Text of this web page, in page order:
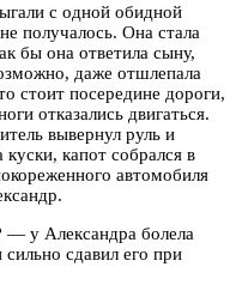
с одной обидной
получалось. Она стала
бы она ответила сыну,
даже отшлепала
стоит посередине дороги,
отказались двигаться.
вывернул руль и
куски, капот собрался в
автомобиля
у Александра болела
сильно сдавил его при